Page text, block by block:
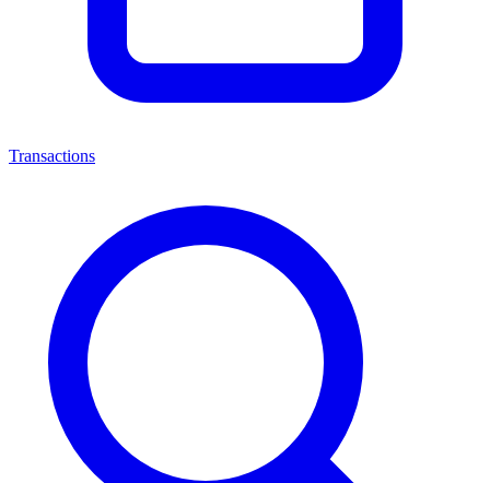
Transactions